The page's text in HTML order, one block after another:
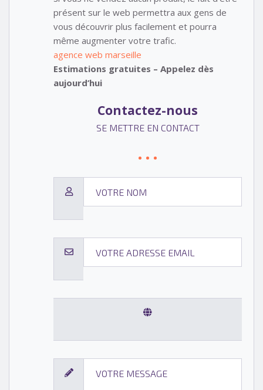
présent sur le web permettra aux gens de
vous découvrir plus facilement et pourra
même augmenter votre trafic.
agence web marseille
Estimations gratuites – Appelez dès
aujourd’hui
Contactez-nous
SE METTRE EN CONTACT